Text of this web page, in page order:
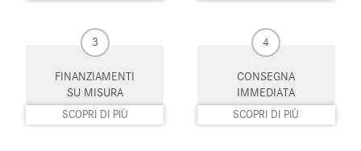
Monitoraggio pressione
Pacchetto sportivo Parabrezza riscaldabile
Park Distance Control Portellone posteriore elettrico
3
FINANZIAMENTI
SU MISURA
SCOPRI DI PIÙ
4
CONSEGNA
IMMEDIATA
SCOPRI DI PIÙ